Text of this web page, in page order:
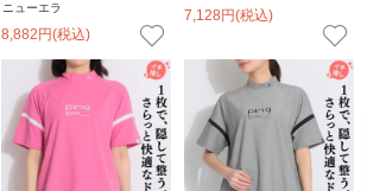
ニューエラ
8,882円(税込)
7,128円(税込)